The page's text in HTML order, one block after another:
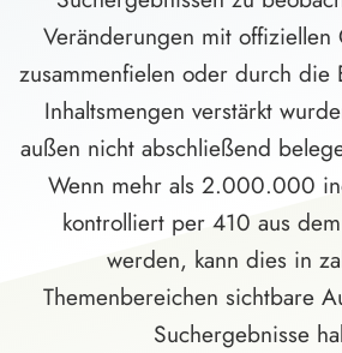
Veränderungen mit offiziellen
zusammenfielen oder durch die
Inhaltsmengen verstärkt
außen nicht abschließend
Wenn mehr als 2.000.000
kontrolliert per 410 aus
werden, kann dies in
Themenbereichen sichtbare
Suchergebnisse